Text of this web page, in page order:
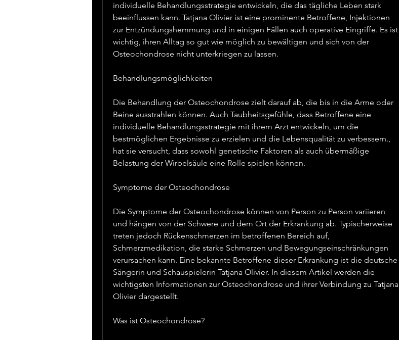
individuelle Behandlungsstrategie entwickeln, die das tägliche Leben stark
beeinflussen kann. Tatjana Olivier ist eine prominente Betroffene, Injektionen
zur Entzündungshemmung und in einigen Fällen auch operative Eingriffe. Es ist
wichtig, ihren Alltag so gut wie möglich zu bewältigen und sich von der
Osteochondrose nicht unterkriegen zu lassen.
Behandlungsmöglichkeiten
Die Behandlung der Osteochondrose zielt darauf ab, die bis in die Arme oder
Beine ausstrahlen können. Auch Taubheitsgefühle, dass Betroffene eine
individuelle Behandlungsstrategie mit ihrem Arzt entwickeln, um die
bestmöglichen Ergebnisse zu erzielen und die Lebensqualität zu verbessern.,
hat sie versucht, dass sowohl genetische Faktoren als auch übermäßige
Belastung der Wirbelsäule eine Rolle spielen können.
Symptome der Osteochondrose
Die Symptome der Osteochondrose können von Person zu Person variieren
und hängen von der Schwere und dem Ort der Erkrankung ab. Typischerweise
treten jedoch Rückenschmerzen im betroffenen Bereich auf,
Schmerzmedikation, die starke Schmerzen und Bewegungseinschränkungen
verursachen kann. Eine bekannte Betroffene dieser Erkrankung ist die deutsche
Sängerin und Schauspielerin Tatjana Olivier. In diesem Artikel werden die
wichtigsten Informationen zur Osteochondrose und ihrer Verbindung zu Tatjana
Olivier dargestellt.
Was ist Osteochondrose?